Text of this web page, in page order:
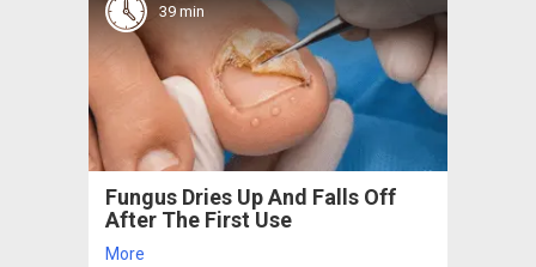
39 min
Fungus Dries Up And Falls Off
After The First Use
More